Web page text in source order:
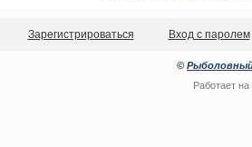
Зарегистрироваться Вход с паролем
© Рыболовный
Работает